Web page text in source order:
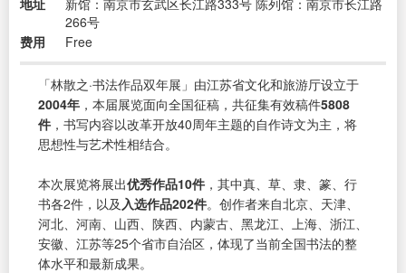
266号
费用
Free
「林散之·书法作品双年展」由江苏省文化和旅游厅设立于
2004年 ，本届展览面向全国征稿，共征集有效稿件5808
件 ，书写内容以改革开放40周年主题的自作诗文为主，将
思想性与艺术性相结合。
本次展览将展出优秀作品10件 ，其中真、草、隶、篆、行
书各2件，以及 入选作品202件。创作者来自北京、天津、
河北、河南、山西、陕西、内蒙古、黑龙江、上海、浙江、
安徽、江苏等25个省市自治区，体现了当前全国书法的整
体水平和最新成果。